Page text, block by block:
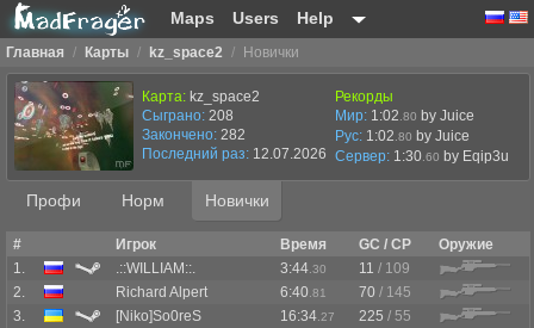
Maps Users Help
Главная / Карты / kz_space2 / Новички
Карта: kz_space2
Сыграно: 208
Закончено: 282
Последний раз: 12.07.2026 в 07:38
Рекорды
Мир: 1:02 .80 by Juice
Рус: 1:02 .80 by Juice
Сервер: 1:30 .60 by Eqip3u
Профи Норм Новички
# Игрок Время GC / CP
Оружие
1.
.::WILLIAM::. 3:44 .30 11 / 109
2.
Richard Alpert 6:40 .81 70 / 145
3.
[Niko]So0reS 16:34 .27 225 / 55